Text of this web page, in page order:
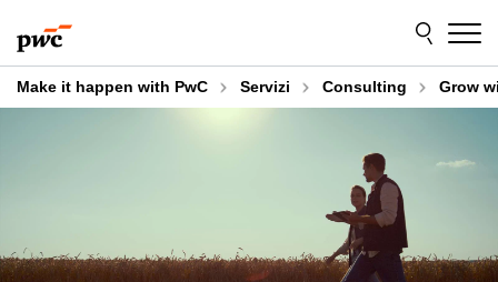
to
content
to
footer
Make it happen with PwC Servizi Consulting Grow